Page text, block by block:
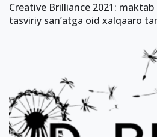
Creative Brilliance 2021:
tasviriy san’atga oid xalqaaro